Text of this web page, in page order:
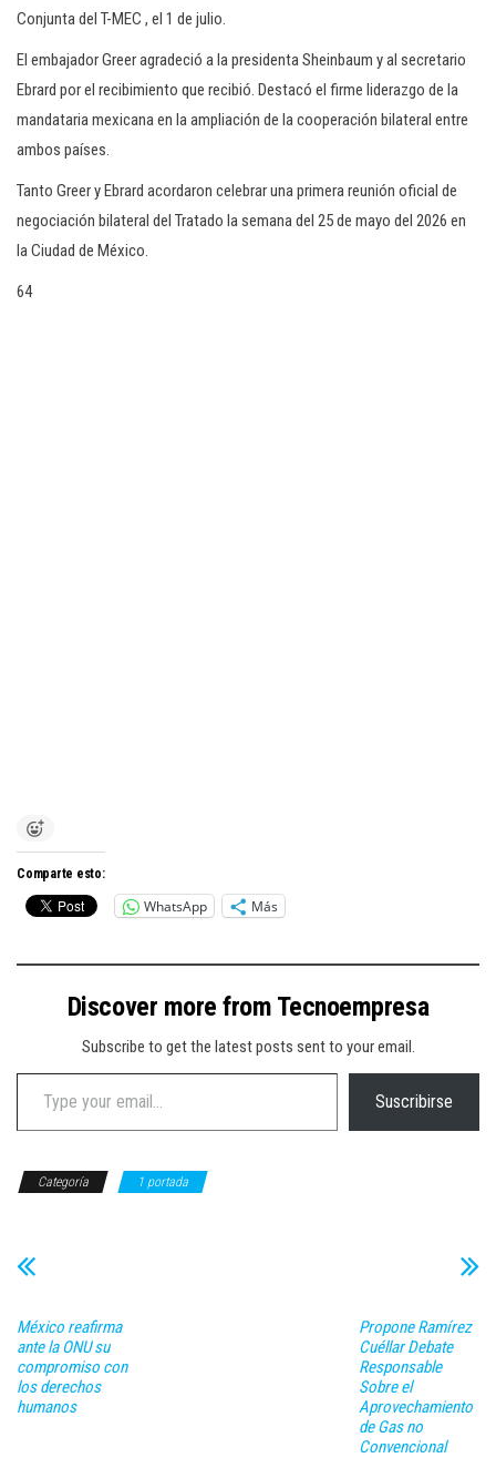
Conjunta del T-MEC , el 1 de julio.
El embajador Greer agradeció a la presidenta Sheinbaum y al secretario
Ebrard por el recibimiento que recibió. Destacó el firme liderazgo de la
mandataria mexicana en la ampliación de la cooperación bilateral entre
ambos países.
Tanto Greer y Ebrard acordaron celebrar una primera reunión oficial de
negociación bilateral del Tratado la semana del 25 de mayo del 2026 en
la Ciudad de México.
64
Comparte esto:
WhatsApp Más
Discover more from Tecnoempresa
Subscribe to get the latest posts sent to your email.
Type your email…
Suscribirse
Categoría 1 portada
México reafirma
ante la ONU su
compromiso con
los derechos
humanos
Propone Ramírez
Cuéllar Debate
Responsable
Sobre el
Aprovechamiento
de Gas no
Convencional